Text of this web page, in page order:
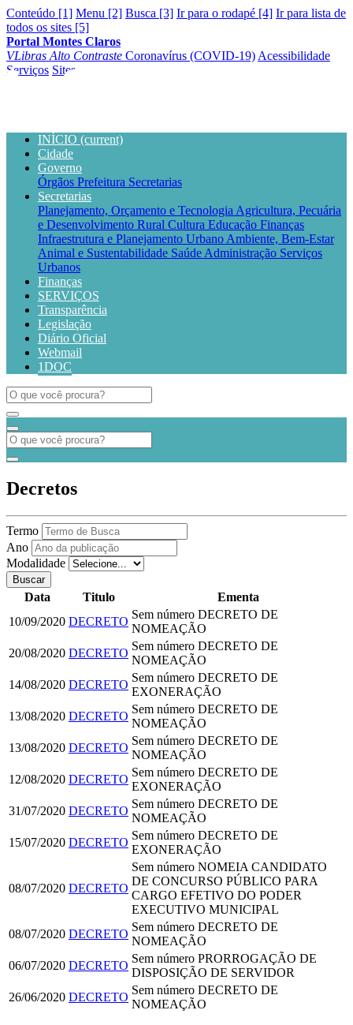
Conteúdo [1] Menu [2] Busca [3] Ir para o rodapé [4] Ir para lista de
todos os sites [5]
Portal Montes Claros
VLibras Alto Contraste Coronavírus (COVID-19) Acessibilidade
Serviços Sites
INÍCIO (current)
Cidade
Governo
Órgãos Prefeitura Secretarias
Secretarias
Planejamento, Orçamento e Tecnologia Agricultura, Pecuária
e Desenvolvimento Rural Cultura Educação Finanças
Infraestrutura e Planejamento Urbano Ambiente, Bem-Estar
Animal e Sustentabilidade Saúde Administração Serviços
Urbanos
Finanças
SERVIÇOS
Transparência
Legislação
Diário Oficial
Webmail
1DOC
Decretos
Termo
Ano
Modalidade
Buscar
Data Titulo
Ementa
10/09/2020 DECRETO
Sem número DECRETO DE
NOMEAÇÃO
20/08/2020 DECRETO
Sem número DECRETO DE
NOMEAÇÃO
14/08/2020 DECRETO
Sem número DECRETO DE
EXONERAÇÃO
13/08/2020 DECRETO
Sem número DECRETO DE
NOMEAÇÃO
13/08/2020 DECRETO
Sem número DECRETO DE
NOMEAÇÃO
12/08/2020 DECRETO
Sem número DECRETO DE
EXONERAÇÃO
31/07/2020 DECRETO
Sem número DECRETO DE
NOMEAÇÃO
15/07/2020 DECRETO
Sem número DECRETO DE
EXONERAÇÃO
08/07/2020 DECRETO
Sem número NOMEIA CANDIDATO
DE CONCURSO PÚBLICO PARA
CARGO EFETIVO DO PODER
EXECUTIVO MUNICIPAL
08/07/2020 DECRETO
Sem número DECRETO DE
NOMEAÇÃO
06/07/2020 DECRETO
Sem número PRORROGAÇÃO DE
DISPOSIÇÃO DE SERVIDOR
26/06/2020 DECRETO
Sem número DECRETO DE
NOMEAÇÃO